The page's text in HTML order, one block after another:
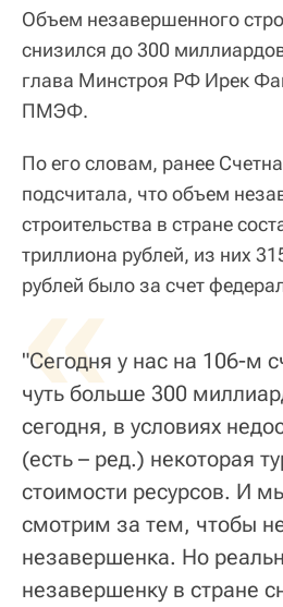
Объем незавершенного
снизился до 300
глава Минстроя РФ Ирек
ПМЭФ.
По его словам, ранее
подсчитала, что объем
строительства в стране
триллиона рублей, из них
рублей было за счет
«
"Сегодня у нас на 106-м
чуть больше 300
сегодня, в условиях
(есть – ред.) некоторая
стоимости ресурсов. И
смотрим за тем, чтобы
незавершенка. Но
незавершенку в стране